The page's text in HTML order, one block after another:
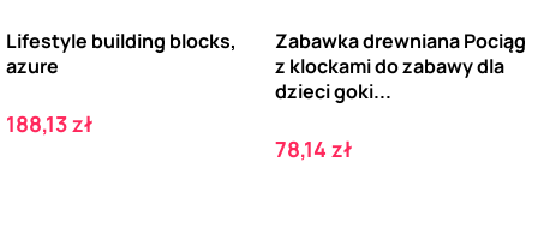
Lifestyle building blocks,
azure
Cena
188,13 zł
Zabawka drewniana Pociąg
z klockami do zabawy dla
dzieci goki...
Cena
78,14 zł